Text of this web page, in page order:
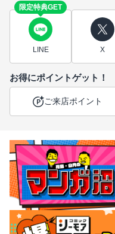
限定特典GET
LINE X
お得にポイントゲット！
ご来店ポイント